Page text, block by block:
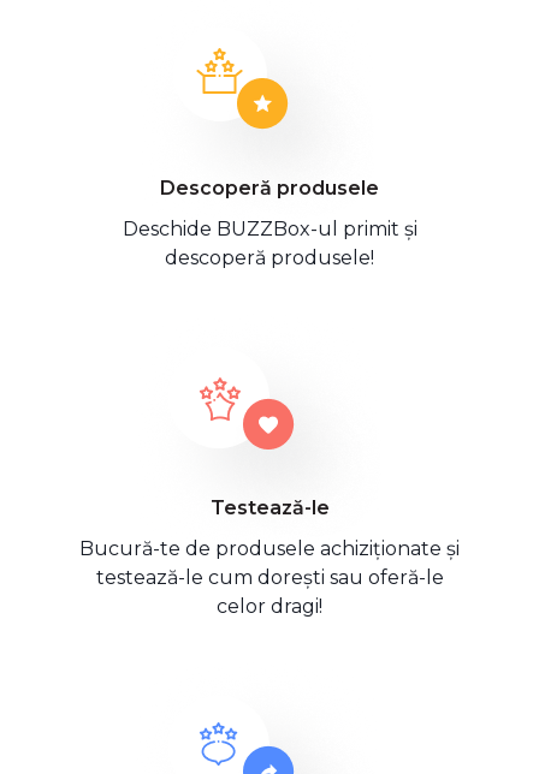
Descoperă produsele
Deschide BUZZBox-ul primit și
descoperă produsele!
Testează-le
Bucură-te de produsele achiziționate și
testează-le cum dorești sau oferă-le
celor dragi!